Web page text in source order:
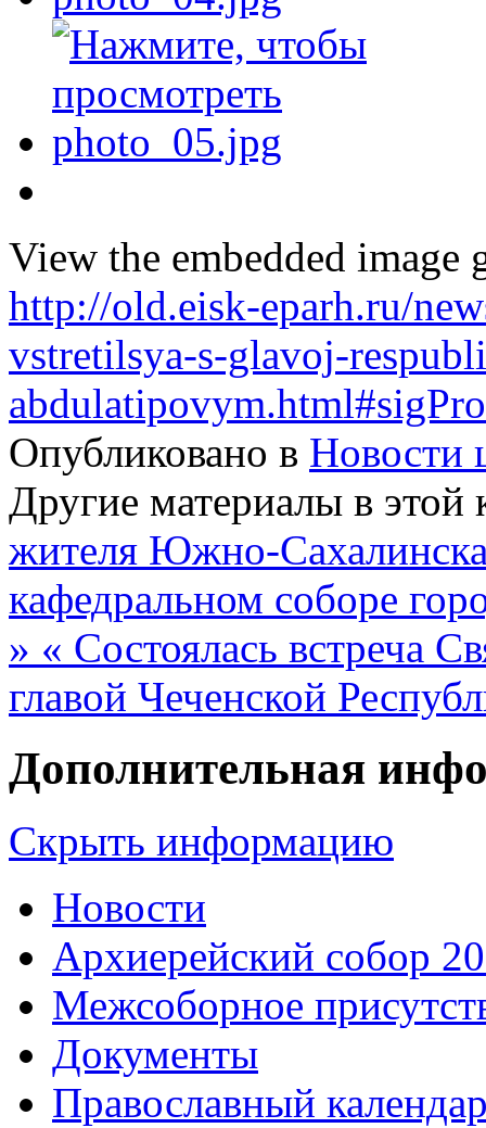
View the embedded image
http://old.eisk-eparh.ru/
vstretilsya-s-glavoj-
Опубликовано в Новости
Другие материалы в этой
жителя Южно-
кафедральном соборе
» « Состоялась встреча
главой Чеченской
Дополнительная
Скрыть информацию
Новости
Архиерейский собор
Межсоборное
Документы
Православный